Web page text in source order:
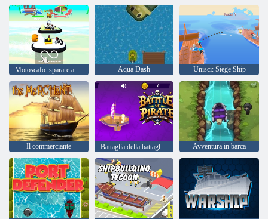
Motoscafo: sparare a Warer Aqua Dash Unisci: Siege Ship
Il commerciante Battaglia della battaglia dei caraibici Avventura in barca